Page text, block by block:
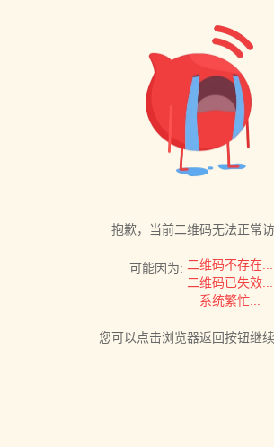
抱歉，当前二维码无法正常
可能因为: 二维码不存在...
二维码已失效...
系统繁忙...
您可以点击浏览器返回按钮继